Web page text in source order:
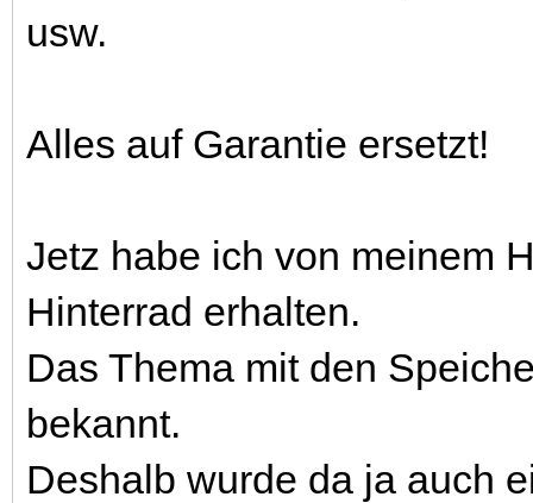
usw.
Alles auf Garantie ersetzt!
Jetz habe ich von meinem
Hinterrad erhalten.
Das Thema mit den
bekannt.
Deshalb wurde da ja auch